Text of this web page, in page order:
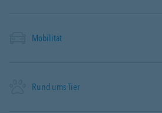
Mobilität
Rund ums Tier